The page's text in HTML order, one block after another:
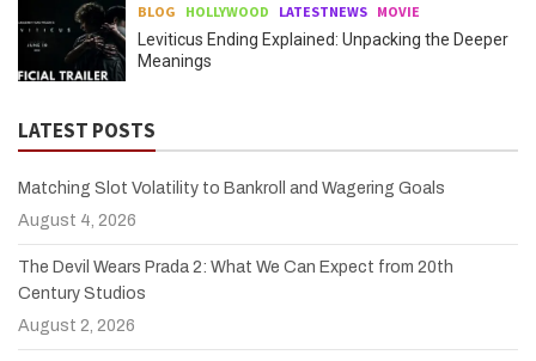
BLOG HOLLYWOOD LATESTNEWS MOVIE
Leviticus Ending Explained: Unpacking the Deeper
Meanings
LATEST POSTS
Matching Slot Volatility to Bankroll and Wagering Goals
August 4, 2026
The Devil Wears Prada 2: What We Can Expect from 20th
Century Studios
August 2, 2026